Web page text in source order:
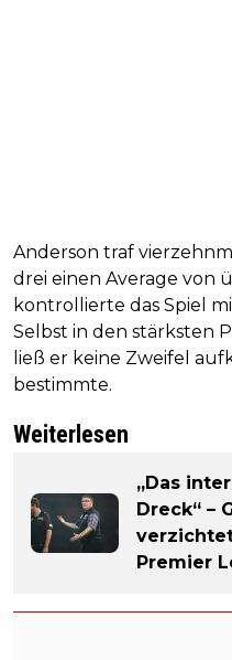
Anderson traf
drei einen Average von
kontrollierte das Spiel
Selbst in den stärksten
ließ er keine Zweifel
bestimmte.
Weiterlesen
„Das
Dreck“ –
Premier